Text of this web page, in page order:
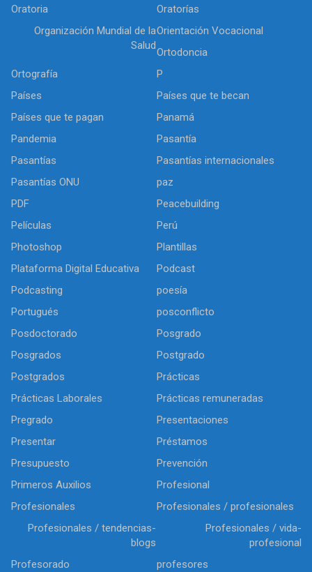
Oratoria
Oratorías
Organización Mundial de la
Salud
Orientación Vocacional
Ortodoncia
Ortografía
P
Países
Países que te becan
Países que te pagan
Panamá
Pandemia
Pasantía
Pasantías
Pasantías internacionales
Pasantías ONU
paz
PDF
Peacebuilding
Películas
Perú
Photoshop
Plantillas
Plataforma Digital Educativa
Podcast
Podcasting
poesía
Portugués
posconflicto
Posdoctorado
Posgrado
Posgrados
Postgrado
Postgrados
Prácticas
Prácticas Laborales
Prácticas remuneradas
Pregrado
Presentaciones
Presentar
Préstamos
Presupuesto
Prevención
Primeros Auxilios
Profesional
Profesionales
Profesionales / profesionales
Profesionales / tendencias-
blogs
Profesionales / vida-
profesional
Profesorado
profesores